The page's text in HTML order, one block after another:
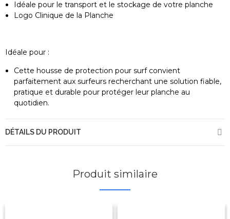
Idéale pour le transport et le stockage de votre planche
Logo Clinique de la Planche
Idéale pour :
Cette housse de protection pour surf convient
parfaitement aux surfeurs recherchant une solution fiable,
pratique et durable pour protéger leur planche au
quotidien.
DÉTAILS DU PRODUIT
Produit similaire